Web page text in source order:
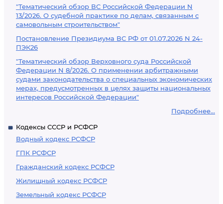
"Тематический обзор ВС Российской Федерации N
13/2026. О судебной практике по делам, связанным с
самовольным строительством"
Постановление Президиума ВС РФ от 01.07.2026 N 24-
ПЭК26
"Тематический обзор Верховного суда Российской
Федерации N 8/2026. О применении арбитражными
судами законодательства о специальных экономических
мерах, предусмотренных в целях защиты национальных
интересов Российской Федерации"
Подробнее...
Кодексы СССР и РСФСР
Водный кодекс РСФСР
ГПК РСФСР
Гражданский кодекс РСФСР
Жилищный кодекс РСФСР
Земельный кодекс РСФСР